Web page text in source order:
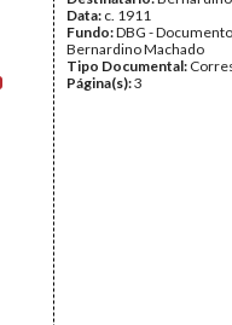
Data: c. 1911
Fundo:DBG -
Bernardino Machado
Tipo Documental:
Página(s):3